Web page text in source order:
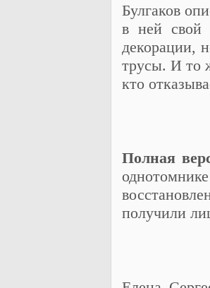
Булгаков
в ней свой
декорации,
трусы. И то
кто
Полная
получили